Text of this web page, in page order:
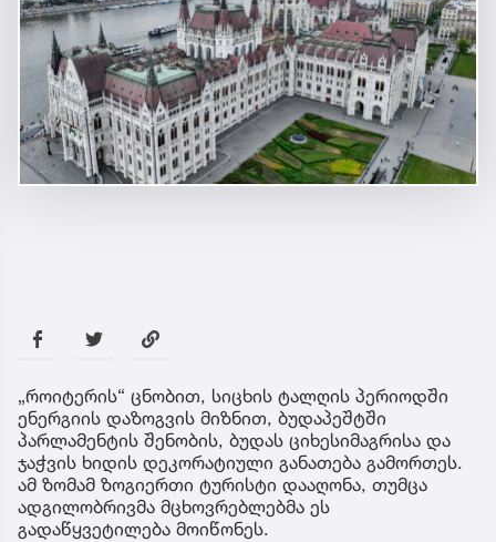
„როიტერის“ ცნობით, სიცხის ტალღის პერიოდში
ენერგიის დაზოგვის მიზნით, ბუდაპეშტში
პარლამენტის შენობის, ბუდას ციხესიმაგრისა და
ჯაჭვის ხიდის დეკორატიული განათება გამორთეს.
ამ ზომამ ზოგიერთი ტურისტი დააღონა, თუმცა
ადგილობრივმა მცხოვრებლებმა ეს
გადაწყვეტილება მოიწონეს.